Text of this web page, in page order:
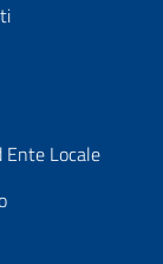
Ente Locale